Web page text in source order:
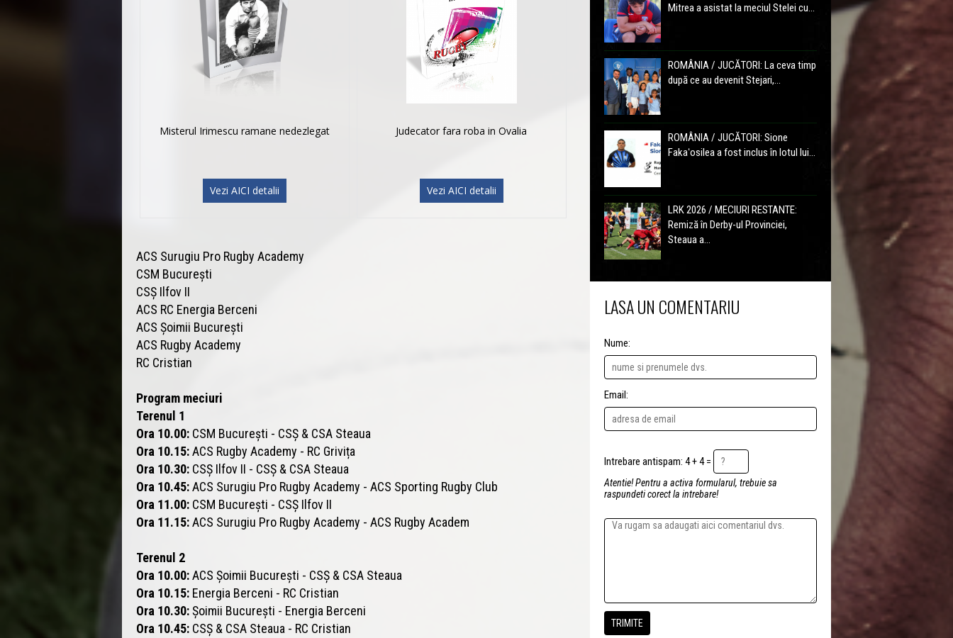
Misterul Irimescu ramane nedezlegat
Vezi AICI detalii
Judecator fara roba in Ovalia
Vezi AICI detalii
ACS Surugiu Pro Rugby Academy
CSM București
CSȘ Ilfov II
ACS RC Energia Berceni
ACS Șoimii București
ACS Rugby Academy
RC Cristian
Program meciuri
Terenul 1
Ora 10.00: CSM București - CSȘ & CSA Steaua
Ora 10.15:ACS Rugby Academy - RC Grivița
Ora 10.30: CSȘ Ilfov II - CSȘ & CSA Steaua
Ora 10.45:ACS Surugiu Pro Rugby Academy - ACS Sporting Rugby Club
Ora 11.00: CSM București - CSȘ Ilfov II
Ora 11.15:ACS Surugiu Pro Rugby Academy - ACS Rugby Academ
Terenul 2
Ora 10.00:ACS Șoimii București - CSȘ & CSA Steaua
Ora 10.15: Energia Berceni - RC Cristian
Ora 10.30:Șoimii București - Energia Berceni
Ora 10.45: CSȘ & CSA Steaua - RC Cristian
Mitrea a asistat la meciul Stelei cu...
ROMÂNIA / JUCĂTORI: La ceva timp
după ce au devenit Stejari,...
ROMÂNIA / JUCĂTORI: Sione
Fakaʻosilea a fost inclus în lotul lui...
LRK 2026 / MECIURI RESTANTE:
Remiză în Derby-ul Provinciei,
Steaua a...
LASA UN COMENTARIU
Nume:
Email:
Intrebare antispam: 4 + 4 =
Atentie! Pentru a activa formularul, trebuie sa
raspundeti corect la intrebare!